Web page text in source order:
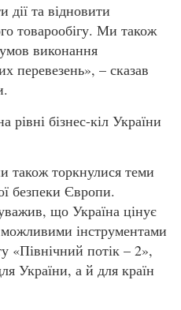
та відновити
товарообігу. Ми також
умов виконання
перевезень», – сказав
рівні бізнес-кіл України
також торкнулися теми
безпеки Європи.
що Україна цінує
інструментами
«Північний потік – 2»,
України, а й для країн